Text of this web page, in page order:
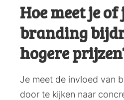
Hoe meet je
branding
hogere
Je meet de invloed van
door te kijken naar